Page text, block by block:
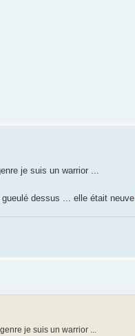
je suis un warrior ...
dessus ... elle était neuve
je suis un warrior ...